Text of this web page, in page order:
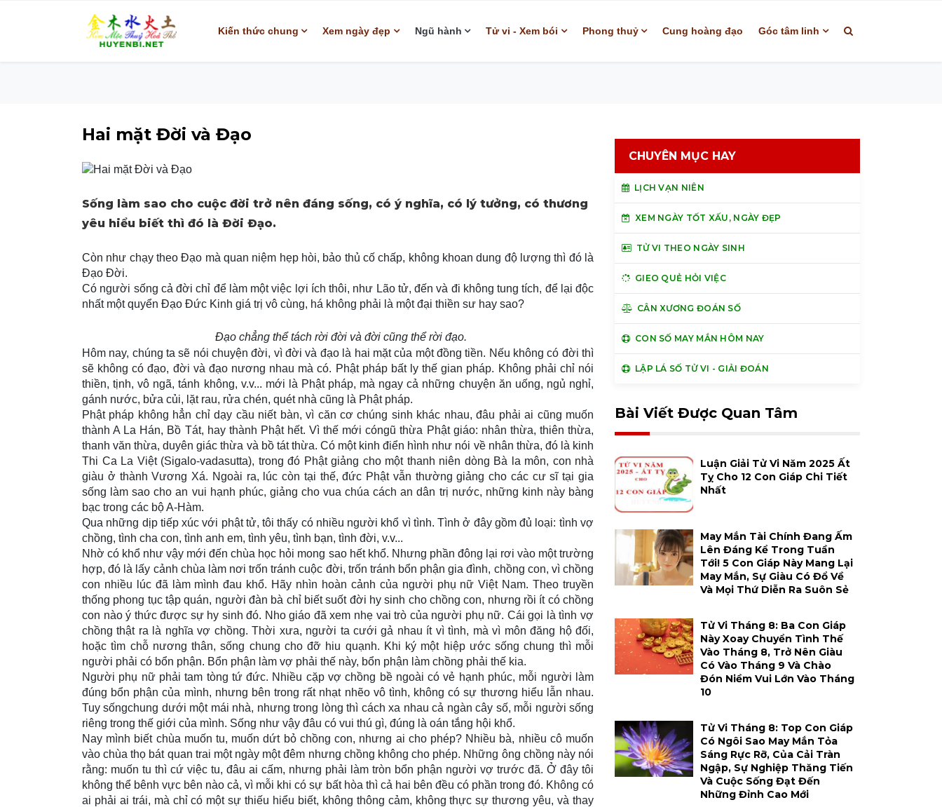
Kiến thức chung Xem ngày đẹp Ngũ hành Tử vi - Xem bói Phong thuỷ Cung hoàng đạo Góc tâm linh
Hai mặt Đời và Đạo
Sống làm sao cho cuộc đời trở nên đáng sống, có ý nghĩa, có lý tưởng, có thương
yêu hiểu biết thì đó là Ðời Ðạo.
Còn như chạy theo Ðạo mà quan niệm hẹp hòi, bảo thủ cố chấp, không khoan dung độ lượng thì đó là
Ðạo Ðời.
Có người sống cả đời chỉ để làm một việc lợi ích thôi, như Lão tử, đến và đi không tung tích, để lại độc
nhất một quyển Ðạo Ðức Kinh giá trị vô cùng, há không phải là một đại thiền sư hay sao?
Đạo chẳng thể tách rời đời và đời cũng thể rời đạo.
Hôm nay, chúng ta sẽ nói chuyện đời, vì đời và đạo là hai mặt của một đồng tiền. Nếu không có đời thì
sẽ không có đạo, đời và đạo nương nhau mà có. Phật pháp bất ly thế gian pháp. Không phải chỉ nói
thiền, tịnh, vô ngã, tánh không, v.v... mới là Phật pháp, mà ngay cả những chuyện ăn uống, ngủ nghỉ,
gánh nước, bửa củi, lặt rau, rửa chén, quét nhà cũng là Phật pháp.
Phật pháp không hẳn chỉ dạy cầu niết bàn, vì căn cơ chúng sinh khác nhau, đâu phải ai cũng muốn
thành A La Hán, Bồ Tát, hay thành Phật hết. Vì thế mới cóngũ thừa Phật giáo: nhân thừa, thiên thừa,
thanh văn thừa, duyên giác thừa và bồ tát thừa. Có một kinh điển hình như nói về nhân thừa, đó là kinh
Thi Ca La Việt (Sigalo-vadasutta), trong đó Phật giảng cho một thanh niên dòng Bà la môn, con nhà
giàu ở thành Vương Xá. Ngoài ra, lúc còn tại thế, đức Phật vẫn thường giảng cho các cư sĩ tại gia
sống làm sao cho an vui hạnh phúc, giảng cho vua chúa cách an dân trị nước, những kinh này bàng
bạc trong các bộ A-Hàm.
Qua những dịp tiếp xúc với phật tử, tôi thấy có nhiều người khổ vì tình. Tình ở đây gồm đủ loại: tình vợ
chồng, tình cha con, tình anh em, tình yêu, tình bạn, tình đời, v.v...
Nhờ có khổ như vậy mới đến chùa học hỏi mong sao hết khổ. Nhưng phần đông lại rơi vào một trường
hợp, đó là lấy cảnh chùa làm nơi trốn tránh cuộc đời, trốn tránh bổn phận gia đình, chồng con, vì chồng
con nhiều lúc đã làm mình đau khổ. Hãy nhìn hoàn cảnh của người phụ nữ Việt Nam. Theo truyền
thống phong tục tập quán, người đàn bà chỉ biết suốt đời hy sinh cho chồng con, nhưng rồi ít có chồng
con nào ý thức được sự hy sinh đó. Nho giáo đã xem nhẹ vai trò của người phụ nữ. Cái gọi là tình vợ
chồng thật ra là nghĩa vợ chồng. Thời xưa, người ta cưới gả nhau ít vì tình, mà vì môn đăng hộ đối,
hoặc tìm chỗ nương thân, sống chung cho đỡ hiu quạnh. Khi ký một hiệp ước sống chung thì mỗi
người phải có bổn phận. Bổn phận làm vợ phải thế này, bổn phận làm chồng phải thế kia.
Người phụ nữ phải tam tòng tứ đức. Nhiều cặp vợ chồng bề ngoài có vẻ hạnh phúc, mỗi người làm
đúng bổn phận của mình, nhưng bên trong rất nhạt nhẽo vô tình, không có sự thương hiểu lẫn nhau.
Tuy sốngchung dưới một mái nhà, nhưng trong lòng thì cách xa nhau cả ngàn cây số, mỗi người sống
riêng trong thế giới của mình. Sống như vậy đâu có vui thú gì, đúng là oán tắng hội khổ.
Nay mình biết chùa muốn tu, muốn dứt bỏ chồng con, nhưng ai cho phép? Nhiều bà, nhiều cô muốn
vào chùa thọ bát quan trai một ngày một đêm nhưng chồng không cho phép. Những ông chồng này nói
rằng: muốn tu thì cứ việc tu, đâu ai cấm, nhưng phải làm tròn bổn phận người vợ trước đã. Ở đây tôi
không thể bênh vực bên nào cả, vì mỗi khi có sự bất hòa thì cả hai bên đều có phần trong đó. Không có
ai phải ai trái, mà chỉ có một sự thiếu hiểu biết, không thông cảm, không thực sự thương yêu, và thay
CHUYÊN MỤC HAY
LỊCH VẠN NIÊN
XEM NGÀY TỐT XẤU, NGÀY ĐẸP
TỬ VI THEO NGÀY SINH
GIEO QUẺ HỎI VIỆC
CÂN XƯƠNG ĐOÁN SỐ
CON SỐ MAY MẮN HÔM NAY
LẬP LÁ SỐ TỬ VI - GIẢI ĐOÁN
Bài Viết Được Quan Tâm
Luận Giải Tử Vi Năm 2025 Ất
Tỵ Cho 12 Con Giáp Chi Tiết
Nhất
May Mắn Tài Chính Đang Ấm
Lên Đáng Kể Trong Tuần
Tới! 5 Con Giáp Này Mang Lại
May Mắn, Sự Giàu Có Đổ Về
Và Mọi Thứ Diễn Ra Suôn Sẻ
Tử Vi Tháng 8: Ba Con Giáp
Này Xoay Chuyển Tình Thế
Vào Tháng 8, Trở Nên Giàu
Có Vào Tháng 9 Và Chào
Đón Niềm Vui Lớn Vào Tháng
10
Tử Vi Tháng 8: Top Con Giáp
Có Ngôi Sao May Mắn Tỏa
Sáng Rực Rỡ, Của Cải Tràn
Ngập, Sự Nghiệp Thăng Tiến
Và Cuộc Sống Đạt Đến
Những Đỉnh Cao Mới